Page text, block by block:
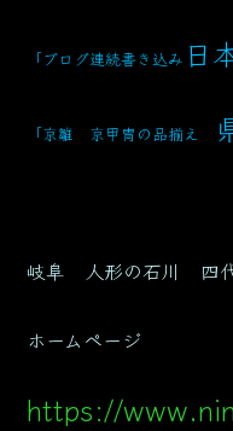
「ブログ連続書き込み 日
「京雛 京甲冑の品揃え
岐阜 人形の石川 四
ホームページ
https://